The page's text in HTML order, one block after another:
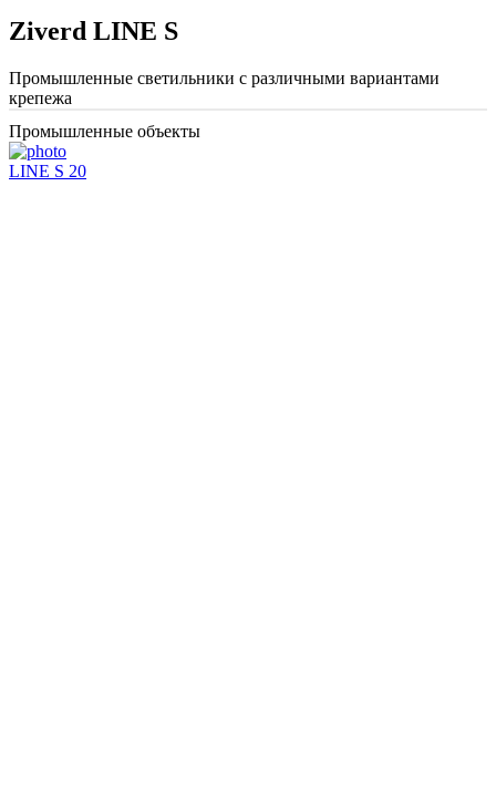
Ziverd LINE S
Промышленные светильники с различными вариантами
крепежа
Промышленные объекты
LINE S 20